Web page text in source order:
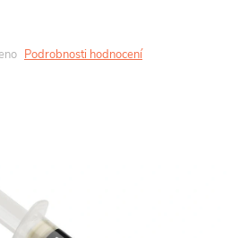
Podrobnosti hodnocení